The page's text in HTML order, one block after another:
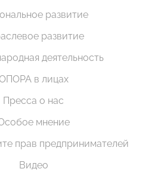
развитие
развитие
деятельность
в лицах
Пресса о нас
мнение
прав предпринимателей
Видео